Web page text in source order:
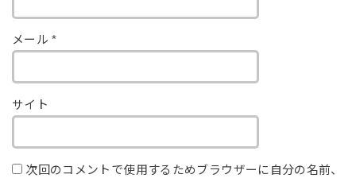
メール*
サイト
次回のコメントで使用するためブラウザーに自分の名前、